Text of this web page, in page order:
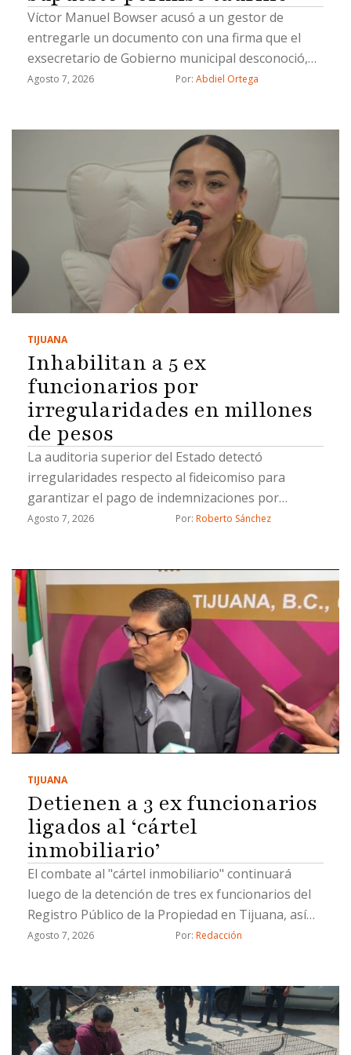
Víctor Manuel Bowser acusó a un gestor de
entregarle un documento con una firma que el
exsecretario de Gobierno municipal desconoció,
además señala a dos ex funcionarios: Miguel
Agosto 7, 2026 Por: Abdiel Ortega
TIJUANA
Inhabilitan a 5 ex
funcionarios por
irregularidades en millones
de pesos
La auditoria superior del Estado detectó
irregularidades respecto al fideicomiso para
garantizar el pago de indemnizaciones por
fallecimiento a los causahabientes del personal
Agosto 7, 2026 Por: Roberto Sánchez
TIJUANA
Detienen a 3 ex funcionarios
ligados al ‘cártel
inmobiliario’
El combate al "cártel inmobiliario" continuará
luego de la detención de tres ex funcionarios del
Registro Público de la Propiedad en Tijuana, así
como un civil, por hacer cambios de propiedad de
Buenrostro.Los detenidos están involucrados en
cambios de propietarios que se registraron con
documentación apócrifa; uno de ellos ya fue
Agosto 7, 2026 Por: Redacción